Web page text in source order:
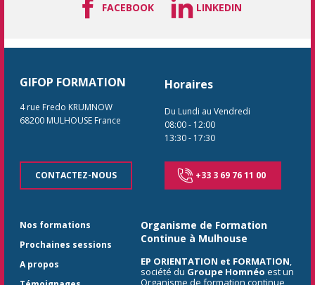
FACEBOOK LINKEDIN
GIFOP FORMATION
4 rue Fredo KRUMNOW
68200 MULHOUSE France
CONTACTEZ-NOUS
Horaires
Du Lundi au Vendredi
08:00- 12:00
13:30- 17:30
+33 3 69 76 11 00
Nos formations
Prochaines sessions
A propos
Organisme de Formation
Continue à Mulhouse
EP ORIENTATION et FORMATION,
société du Groupe Homnéo est un